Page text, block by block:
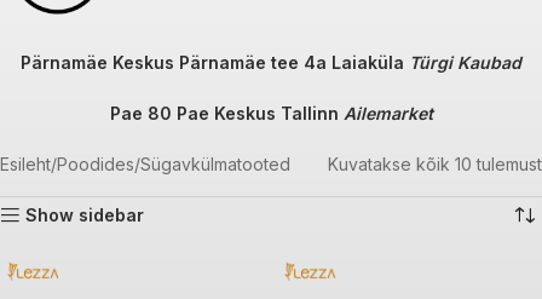
Pärnamäe Keskus Pärnamäe tee 4a Laiaküla Türgi Kaubad
Pae 80 Pae Keskus Tallinn Ailemarket
Esileht Poodides Sügavkülmatooted Kuvatakse kõik 10 tulemust
Show sidebar